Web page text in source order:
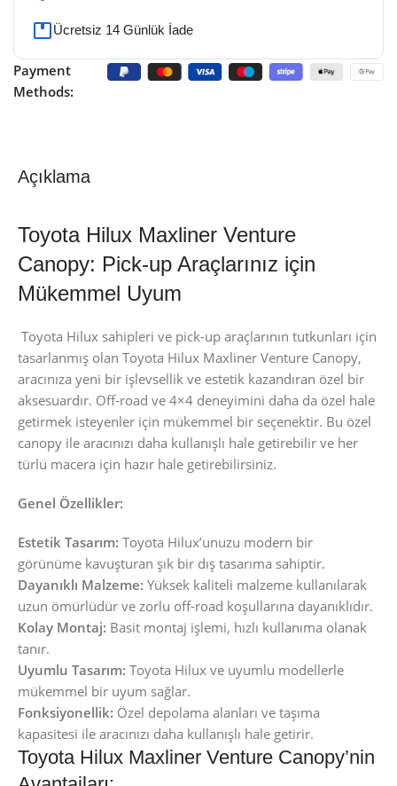
Ücretsiz 14 Günlük İade
Payment
Methods:
Açıklama
Toyota Hilux Maxliner Venture
Canopy: Pick-up Araçlarınız için
Mükemmel Uyum
Toyota Hilux sahipleri ve pick-up araçlarının tutkunları için
tasarlanmış olan Toyota Hilux Maxliner Venture Canopy,
aracınıza yeni bir işlevsellik ve estetik kazandıran özel bir
aksesuardır. Off-road ve 4×4 deneyimini daha da özel hale
getirmek isteyenler için mükemmel bir seçenektir. Bu özel
canopy ile aracınızı daha kullanışlı hale getirebilir ve her
türlü macera için hazır hale getirebilirsiniz.
Genel Özellikler:
Estetik Tasarım: Toyota Hilux’unuzu modern bir
görünüme kavuşturan şık bir dış tasarıma sahiptir.
Dayanıklı Malzeme: Yüksek kaliteli malzeme kullanılarak
uzun ömürlüdür ve zorlu off-road koşullarına dayanıklıdır.
Kolay Montaj: Basit montaj işlemi, hızlı kullanıma olanak
tanır.
Uyumlu Tasarım: Toyota Hilux ve uyumlu modellerle
mükemmel bir uyum sağlar.
Fonksiyonellik: Özel depolama alanları ve taşıma
kapasitesi ile aracınızı daha kullanışlı hale getirir.
Toyota Hilux Maxliner Venture Canopy’nin